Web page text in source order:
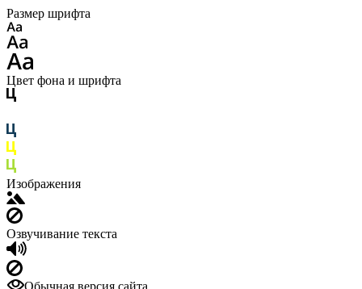
Размер шрифта
Цвет фона и шрифта
Изображения
Озвучивание текста
Обычная версия сайта